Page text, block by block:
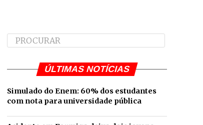
ÚLTIMAS NOTÍCIAS
Simulado do Enem: 60% dos estudantes
com nota para universidade pública